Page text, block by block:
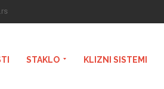
STAKLO KLIZNI SISTEMI